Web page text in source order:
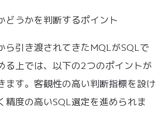
どうかを判断するポイント
ら引き渡されてきたMQLがSQLで
る上では、以下の2つのポイントが
ます。客観性の高い判断指標を設け
精度の高いSQL選定を進められま